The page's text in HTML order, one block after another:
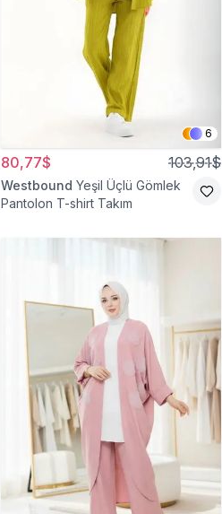
6
80,77$ 103,91$
Westbound Yeşil Üçlü Gömlek
Pantolon T-shirt Takım